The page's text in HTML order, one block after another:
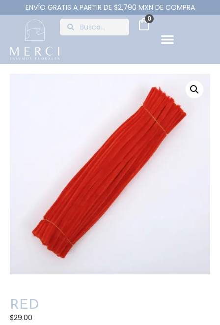
ENVÍO GRATIS A PARTIR DE $2,790 MXN DE COMPRA
0
RED
$29.00